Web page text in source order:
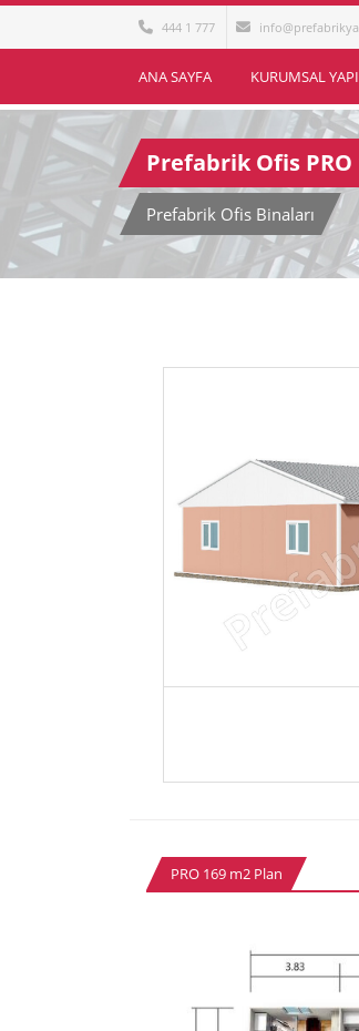
444 1 777
ANA SAYFA KURUMSAL YAPI
Prefabrik Ofis PRO
Prefabrik Ofis Binaları
PRO 169 m2 Plan